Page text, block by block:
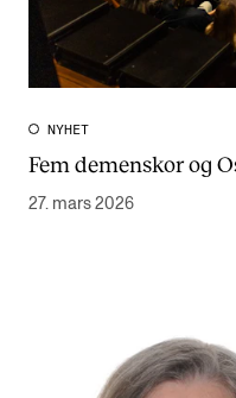
NYHET
Fem demenskor og
27. mars 2026